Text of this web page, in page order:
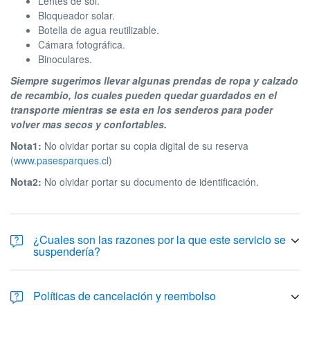
Bloqueador solar.
Botella de agua reutilizable.
Cámara fotográfica.
Binoculares.
Siempre sugerimos llevar algunas prendas de ropa y calzado
de recambio, los cuales pueden quedar guardados en el
transporte mientras se esta en los senderos para poder
volver mas secos y confortables.
Nota1: No olvidar portar su copia digital de su reserva
(www.pasesparques.cl)
Nota2: No olvidar portar su documento de identificación.
¿Cuales son las razones por la que este servicio se
suspendería?
Como la seguridad esta siempre por sobre todo, nosotros
suspendemos este servicio cuando:
Políticas de cancelación y reembolso